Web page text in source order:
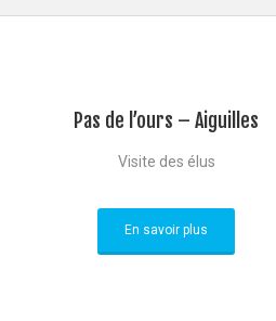
Pas de l’ours – Aiguilles
Visite des élus
En savoir plus